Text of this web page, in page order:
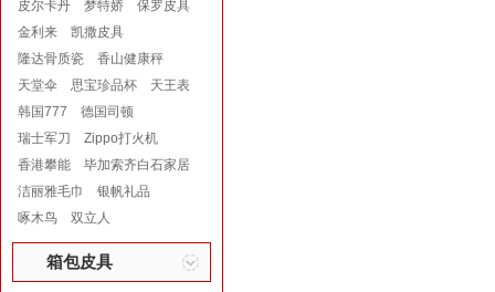
皮尔卡丹 梦特娇
保罗皮具
金利来
凯撒皮具
隆达骨质瓷
香山健康秤
天堂伞
思宝珍品杯
天王表
韩国777
德国司顿
瑞士军刀
Zippo打火机
香港攀能
毕加索齐白石家居
洁丽雅毛巾
银帆礼品
啄木鸟
双立人
箱包皮具